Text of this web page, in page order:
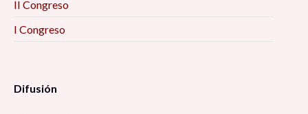
II Congreso
I Congreso
Difusión